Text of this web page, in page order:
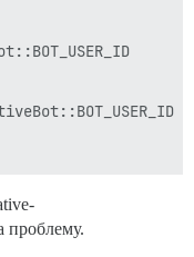
проблему.